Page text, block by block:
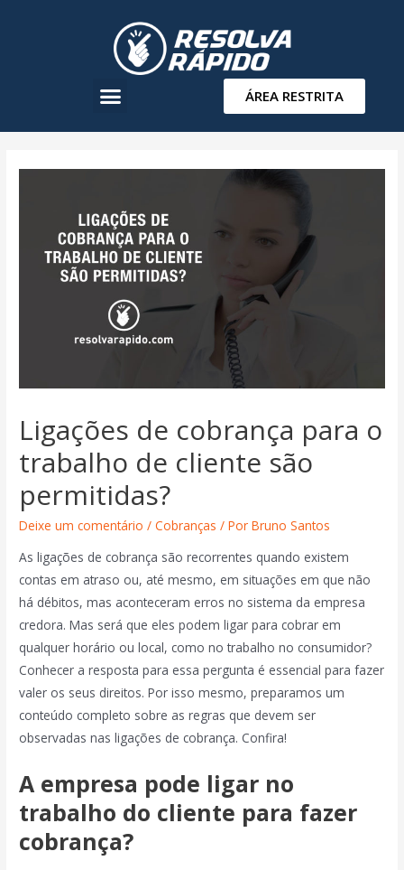
ÁREA RESTRITA
Ligações de cobrança para o
trabalho de cliente são
permitidas?
Deixe um comentário /Cobranças / PorBruno Santos
As ligações de cobrança são recorrentes quando existem
contas em atraso ou, até mesmo, em situações em que não
há débitos, mas aconteceram erros no sistema da empresa
credora. Mas será que eles podem ligar para cobrar em
qualquer horário ou local, como no trabalho no consumidor?
Conhecer a resposta para essa pergunta é essencial para fazer
valer os seus direitos. Por isso mesmo, preparamos um
conteúdo completo sobre as regras que devem ser
observadas nas ligações de cobrança. Confira!
A empresa pode ligar no
trabalho do cliente para fazer
cobrança?